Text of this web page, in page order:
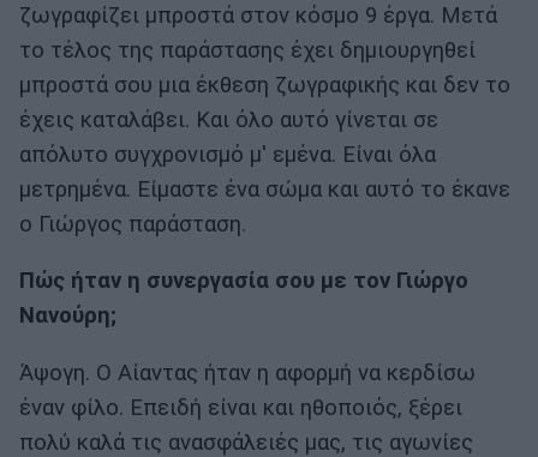
ζωγραφίζει μπροστά στον κόσμο 9 έργα. Μετά
το τέλος της παράστασης έχει δημιουργηθεί
μπροστά σου μια έκθεση ζωγραφικής και δεν το
έχεις καταλάβει. Και όλο αυτό γίνεται σε
απόλυτο συγχρονισμό μ' εμένα. Είναι όλα
μετρημένα. Είμαστε ένα σώμα και αυτό το έκανε
ο Γιώργος παράσταση.
Πώς ήταν η συνεργασία σου με τον Γιώργο
Νανούρη;
Άψογη. Ο Αίαντας ήταν η αφορμή να κερδίσω
έναν φίλο. Επειδή είναι και ηθοποιός, ξέρει
πολύ καλά τις ανασφάλειές μας, τις αγωνίες